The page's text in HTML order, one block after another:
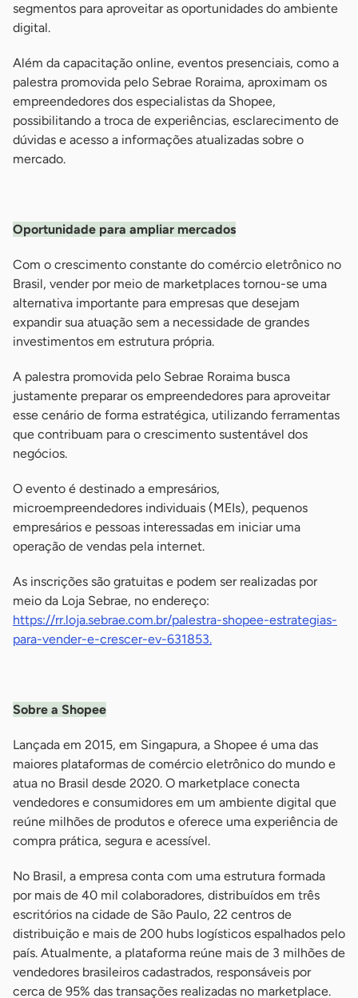
segmentos para aproveitar as oportunidades do ambiente
digital.
Além da capacitação online, eventos presenciais, como a
palestra promovida pelo Sebrae Roraima, aproximam os
empreendedores dos especialistas da Shopee,
possibilitando a troca de experiências, esclarecimento de
dúvidas e acesso a informações atualizadas sobre o
mercado.
Oportunidade para ampliar mercados
Com o crescimento constante do comércio eletrônico no
Brasil, vender por meio de marketplaces tornou-se uma
alternativa importante para empresas que desejam
expandir sua atuação sem a necessidade de grandes
investimentos em estrutura própria.
A palestra promovida pelo Sebrae Roraima busca
justamente preparar os empreendedores para aproveitar
esse cenário de forma estratégica, utilizando ferramentas
que contribuam para o crescimento sustentável dos
negócios.
O evento é destinado a empresários,
microempreendedores individuais (MEIs), pequenos
empresários e pessoas interessadas em iniciar uma
operação de vendas pela internet.
As inscrições são gratuitas e podem ser realizadas por
meio da Loja Sebrae, no endereço:
https://rr.loja.sebrae.com.br/palestra-shopee-estrategias-
para-vender-e-crescer-ev-631853.
Sobre a Shopee
Lançada em 2015, em Singapura, a Shopee é uma das
maiores plataformas de comércio eletrônico do mundo e
atua no Brasil desde 2020. O marketplace conecta
vendedores e consumidores em um ambiente digital que
reúne milhões de produtos e oferece uma experiência de
compra prática, segura e acessível.
No Brasil, a empresa conta com uma estrutura formada
por mais de 40 mil colaboradores, distribuídos em três
escritórios na cidade de São Paulo, 22 centros de
distribuição e mais de 200 hubs logísticos espalhados pelo
país. Atualmente, a plataforma reúne mais de 3 milhões de
vendedores brasileiros cadastrados, responsáveis por
cerca de 95% das transações realizadas no marketplace.